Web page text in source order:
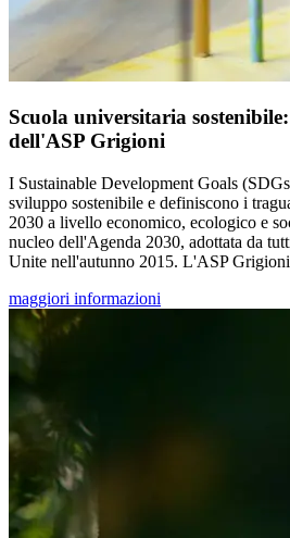
Scuola universitaria
dell'ASP Grigioni
I Sustainable Development Goals
sviluppo sostenibile e definiscono i
2030 a livello economico, ecologico e
nucleo dell'Agenda 2030, adottata da
Unite nell'autunno 2015. L'ASP
maggiori informazioni